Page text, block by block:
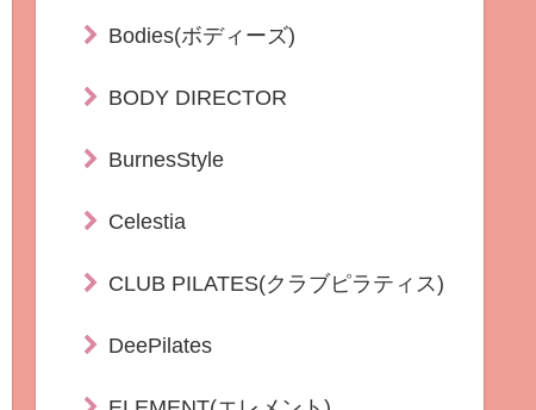
Bodies(ボディーズ)
BODY DIRECTOR
BurnesStyle
Celestia
CLUB PILATES(クラブピラティス)
DeePilates